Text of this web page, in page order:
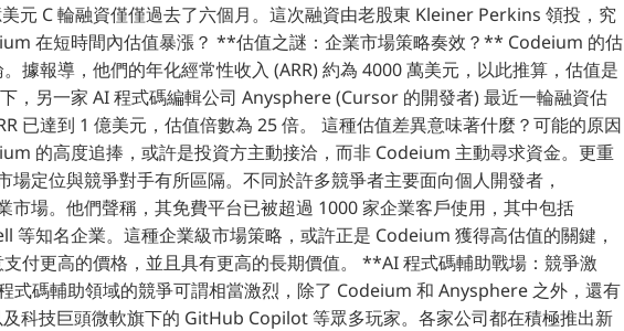
元 C 輪融資僅僅過去了六個月。這次融資由老股東 Kleiner Perkins 領投，究
在短時間內估值暴漲？ **估值之謎：企業市場策略奏效？** Codeium 的估
據報導，他們的年化經常性收入 (ARR) 約為 4000 萬美元，以此推算，估值是
，另一家 AI 程式碼編輯公司 Anysphere (Cursor 的開發者) 最近一輪融資估
已達到 1 億美元，估值倍數為 25 倍。 這種估值差異意味著什麼？可能的原因
的高度追捧，或許是投資方主動接洽，而非 Codeium 主動尋求資金。更重
場定位與競爭對手有所區隔。不同於許多競爭者主要面向個人開發者，
市場。他們聲稱，其免費平台已被超過 1000 家企業客戶使用，其中包括
等知名企業。這種企業級市場策略，或許正是 Codeium 獲得高估值的關鍵，
付更高的價格，並且具有更高的長期價值。 **AI 程式碼輔助戰場：競爭激
式碼輔助領域的競爭可謂相當激烈，除了 Codeium 和 Anysphere 之外，還有
科技巨頭微軟旗下的 GitHub Copilot 等眾多玩家。各家公司都在積極推出新